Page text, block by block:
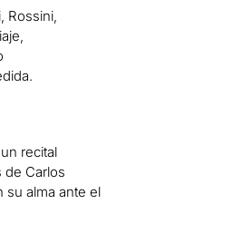
Rossini,
recital
Carlos
su alma ante el